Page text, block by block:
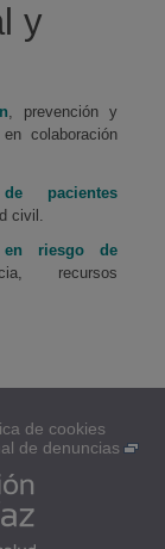
y
, prevención y
colaboración
pacientes
civil.
en riesgo de
recursos
de cookies
de denuncias